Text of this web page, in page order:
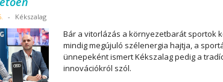
- Kékszalag
Bár a vitorlázás a környezetbarát sportok
mindig megújuló szélenergia hajtja, a
ünnepeként ismert Kékszalag pedig a
innovációkról szól.